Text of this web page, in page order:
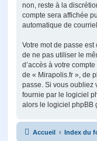
non, reste à la
compte sera affichée
automatique de
Votre mot de passe
de ne pas utiliser le
d’accès à votre
de « Mirapolis.fr », de
passe. Si vous oubliez
fournie par le logiciel
alors le logiciel phpBB
Accueil Index du